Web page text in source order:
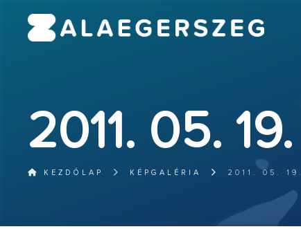
2011. 05. 19.
KEZDŐLAP KÉPGALÉRIA 2011. 05. 19.